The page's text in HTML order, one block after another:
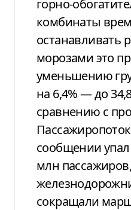
горно-
комбинаты
останавливать
морозами это
уменьшению
на 6,4% — до
сравнению с
сообщении
млн
сокращали